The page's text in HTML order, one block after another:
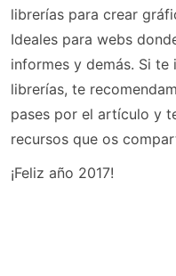
librerías para crear
Ideales para webs
informes y demás. Si
librerías, te
pases por el artículo y
recursos que os
¡Feliz año 2017!